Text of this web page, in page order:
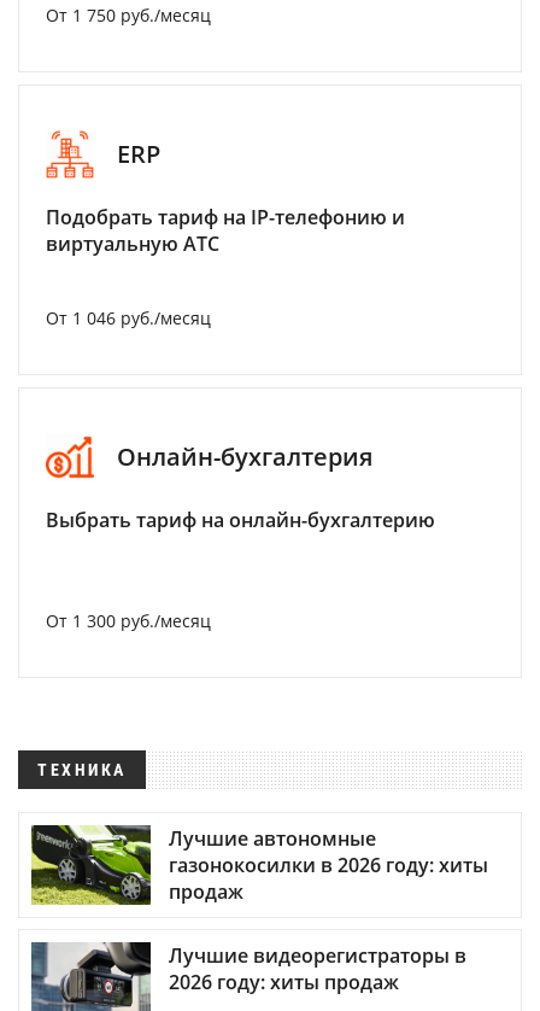
От 1 750 руб./месяц
ERP
Подобрать тариф на IP-телефонию и
виртуальную АТС
От 1 046 руб./месяц
Онлайн-бухгалтерия
Выбрать тариф на онлайн-бухгалтерию
От 1 300 руб./месяц
ТЕХНИКА
Лучшие автономные
газонокосилки в 2026 году: хиты
продаж
Лучшие видеорегистраторы в
2026 году: хиты продаж